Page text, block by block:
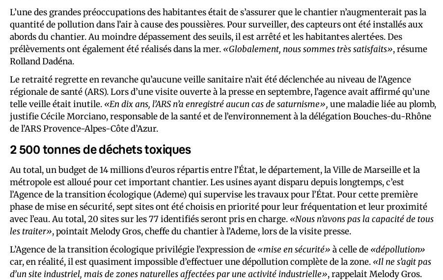
L’une des grandes préoccupations des habitant·es était de s’assurer que le chantier n’augmenterait pas la
quantité de pollution dans l’air à cause des poussières. Pour surveiller, des capteurs ont été installés aux
abords du chantier. Au moindre dépassement des seuils, il est arrêté et les habitant·es alerté·es. Des
prélèvements ont également été réalisés dans la mer. «Globalement, nous sommes très satisfaits», résume
Rolland Dadéna.
Le retraité regrette en revanche qu’aucune veille sanitaire n’ait été déclenchée au niveau de l’Agence
régionale de santé (ARS). Lors d’une visite ouverte à la presse en septembre, l’agence avait affirmé qu’une
telle veille était inutile. «En dix ans, l’ARS n’a enregistré aucun cas de saturnisme», une maladie liée au plomb,
justifie Cécile Morciano, responsable de la santé et de l’environnement à la délégation Bouches-du-Rhône
de l’ARS Provence-Alpes-Côte d’Azur.
2 500 tonnes de déchets toxiques
Au total, un budget de 14 millions d’euros répartis entre l’État, le département, la Ville de Marseille et la
métropole est alloué pour cet important chantier. Les usines ayant disparu depuis longtemps, c’est
l’Agence de la transition écologique (Ademe) qui supervise les travaux pour l’État. Pour cette première
phase de mise en sécurité, sept sites ont été choisis en priorité pour leur fréquentation et leur proximité
avec l’eau. Au total, 20 sites sur les 77 identifiés seront pris en charge. «Nous n’avons pas la capacité de tous
les traiter», pointait Melody Gros, cheffe du chantier à l’Ademe, lors de la visite presse.
L’Agence de la transition écologique privilégie l’expression de «mise en sécurité» à celle de «dépollution»
car, en réalité, il est quasiment impossible d’effectuer une dépollution complète de la zone. «Il ne s’agit pas
d’un site industriel, mais de zones naturelles affectées par une activité industrielle», rappelait Melody Gros.